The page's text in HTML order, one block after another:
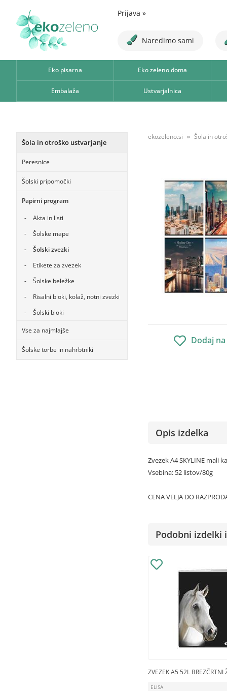
Prijava »
Naredimo sami
Eko pisarna Eko zeleno doma
Embalaža Ustvarjalnica
Šola in otroško ustvarjanje
Peresnice
Šolski pripomočki
Papirni program
Akta in listi
Šolske mape
Šolski zvezki
Etikete za zvezek
Šolske beležke
Risalni bloki, kolaž, notni zvezki
Šolski bloki
Vse za najmlajše
Šolske torbe in nahrbtniki
ekozeleno.si Šola in
Dodaj
Opis izdelka
Zvezek A4 SKYLINE mali
Vsebina: 52 listov/80g
CENA VELJA DO
Podobni izdelki
ZVEZEK A5 52L BREZČRTNI
ELISA